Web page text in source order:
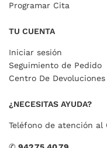
Programar Cita
TU CUENTA
Iniciar sesión
Seguimiento de Pedido
Centro De Devoluciones
¿NECESITAS AYUDA?
Teléfono de atención al